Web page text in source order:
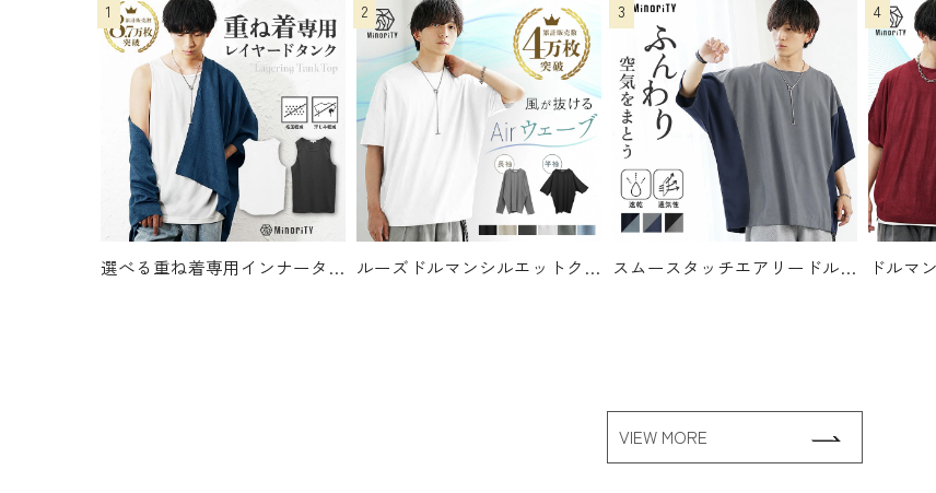
選べる重ね着専用インナータンクトップ 1995 ルーズドルマンシルエットクルーネックTシャツ 2750 スムースタッチエアリードルマンTシャツ
VIEW MORE